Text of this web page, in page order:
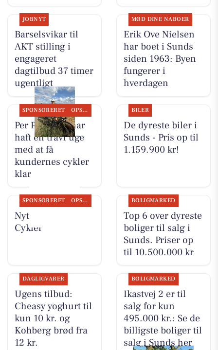
JOBNYT
Barselsvikar til
AKT stilling i
engageret
dagtilbud 37 timer
ugentligt
MØD DINE NABOER
Erik Ove Nielsen
har boet i Sunds
siden 1963: Byen
fungerer i
hverdagen
SPONSORERET OPSLAGSTAVLEN
Per P. Cykler har
haft en travl uge
med at få
kundernes cykler
klar
BILER
De dyreste biler i
Sunds - Pris op til
1.159.900 kr!
SPONSORERET OPSLAGSTAVLEN
Nyt fra Per P.
Cykler
BOLIGMARKED
Top 6 over dyreste
boliger til salg i
Sunds. Priser op
til 10.500.000 kr
DAGLIGVARER
Ugens tilbud:
Cheasy yoghurt til
kun 10 kr. og
Kohberg brød fra
12 kr.
BOLIGMARKED
Ikastvej 2 er til
salg for kun
495.000 kr.: Se de
billigste boliger til
salg i Sunds her